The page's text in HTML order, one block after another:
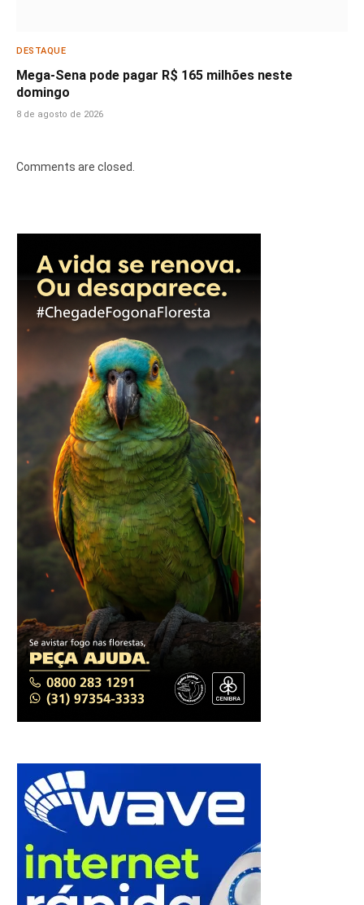
DESTAQUE
Mega-Sena pode pagar R$ 165 milhões neste
domingo
8 de agosto de 2026
Comments are closed.